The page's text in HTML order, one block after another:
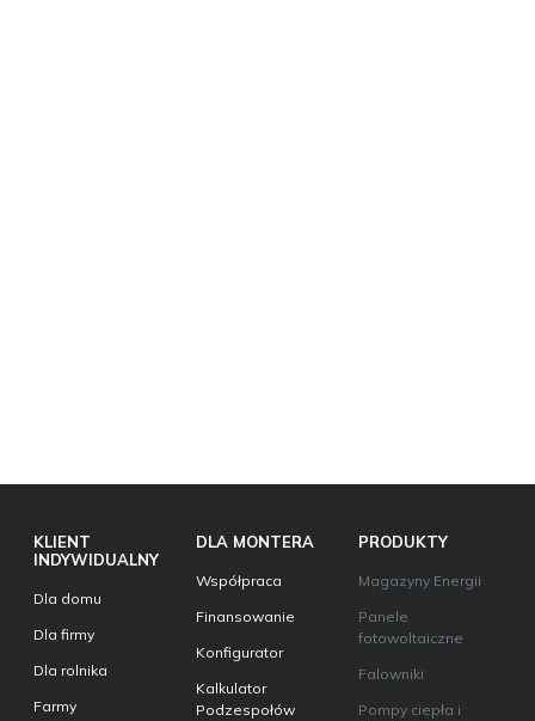
KLIENT
INDYWIDUALNY
Dla domu
Dla firmy
Dla rolnika
Farmy
DLA MONTERA
Współpraca
Finansowanie
Konfigurator
Kalkulator
Podzespołów
PRODUKTY
Magazyny Energii
Panele
fotowoltaiczne
Falowniki
Pompy ciepła i